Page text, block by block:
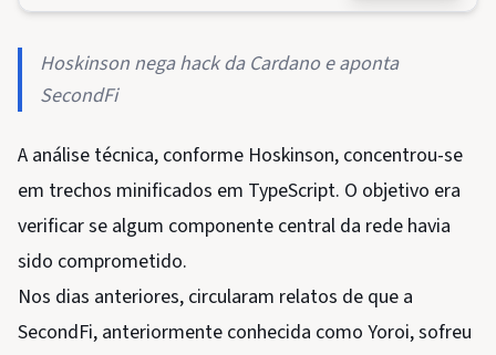
Hoskinson nega hack da Cardano e aponta
SecondFi
A análise técnica, conforme Hoskinson, concentrou-se
em trechos minificados em TypeScript. O objetivo era
verificar se algum componente central da rede havia
sido comprometido.
Nos dias anteriores, circularam relatos de que a
SecondFi, anteriormente conhecida como Yoroi, sofreu